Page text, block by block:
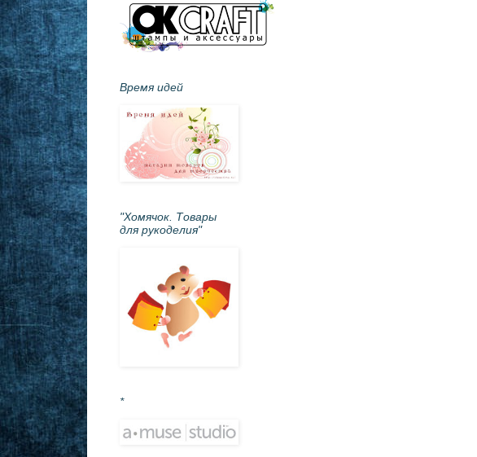
Время идей
"Хомячок. Товары
для рукоделия"
*